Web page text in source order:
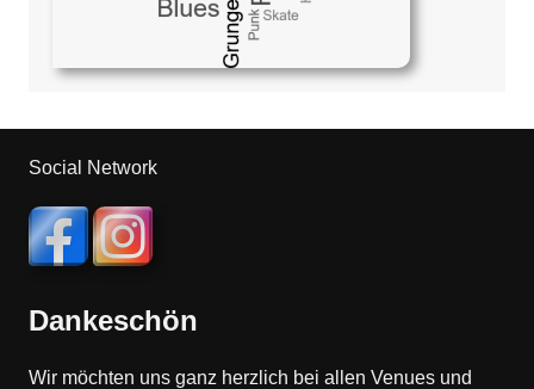
Social Network
Dankeschön
Wir möchten uns ganz herzlich bei allen Venues und